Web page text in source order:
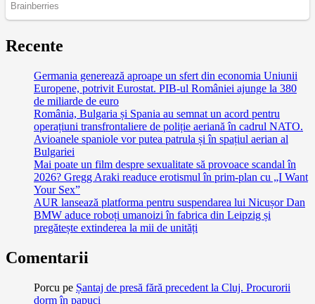
Recente
Germania generează aproape un sfert din economia Uniunii
Europene, potrivit Eurostat. PIB-ul României ajunge la 380
de miliarde de euro
România, Bulgaria și Spania au semnat un acord pentru
operațiuni transfrontaliere de poliție aeriană în cadrul NATO.
Avioanele spaniole vor putea patrula și în spațiul aerian al
Bulgariei
Mai poate un film despre sexualitate să provoace scandal în
2026? Gregg Araki readuce erotismul în prim-plan cu „I Want
Your Sex”
AUR lansează platforma pentru suspendarea lui Nicușor Dan
BMW aduce roboți umanoizi în fabrica din Leipzig și
pregătește extinderea la mii de unități
Comentarii
Porcu pe Șantaj de presă fără precedent la Cluj. Procurorii
dorm în papuci